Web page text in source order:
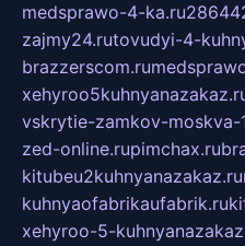
medsprawo-4-ka.ru
zajmy24.rutovudyi-4-
brazzerscom.ru
vskrytie-zamkov-moskva-
zed-online.rupimchax.ru
kitubeu2kuhnyanazakaz.ru
kuhnyaofabrikaufabrik.ru
xehyroo-5-